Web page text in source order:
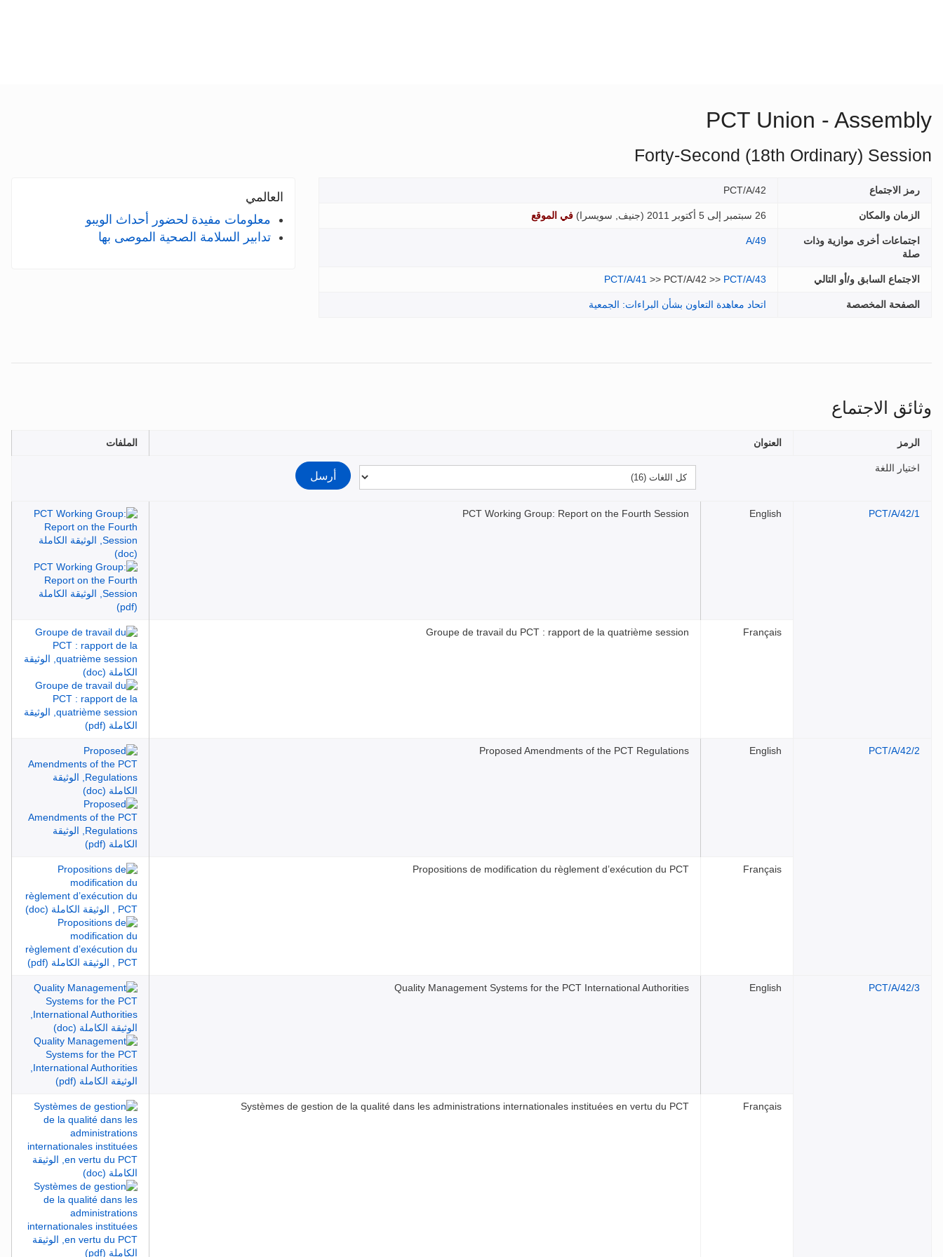
PCT Union - Assembly
Forty-Second (18th Ordinary) Session
رمز الاجتماع PCT/A/42
الزمان والمكان 26 سبتمبر إلى 5 أكتوبر 2011 ( جنيف, سويسرا) في الموقع
اجتماعات أخرى موازية وذات
صلة
A/49
الاجتماع السابق و/أو التالي PCT/A/41 >> PCT/A/42 >> PCT/A/43
الصفحة المخصصة اتحاد معاهدة التعاون بشأن البراءات: الجمعية
العالمي
معلومات مفيدة لحضور أحداث الويبو
تدابير السلامة الصحية الموصى بها
وثائق الاجتماع
اختيار اللغة
الرمز العنوان الملفات
PCT/A/42/1
English
PCT Working Group: Report on the Fourth Session
Français
Groupe de travail du PCT : rapport de la quatrième session
PCT/A/42/2
English
Proposed Amendments of the PCT Regulations
Français
Propositions de modification du règlement d’exécution du PCT
PCT/A/42/3
English
Quality Management Systems for the PCT International Authorities
Français
Systèmes de gestion de la qualité dans les administrations internationales instituées en vertu du PCT